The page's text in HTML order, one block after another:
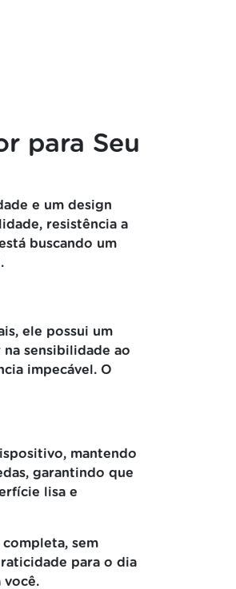
para Seu
e um design
resistência a
buscando um
ele possui um
sensibilidade ao
impecável. O
mantendo
garantindo que
lisa e
sem
para o dia
você.